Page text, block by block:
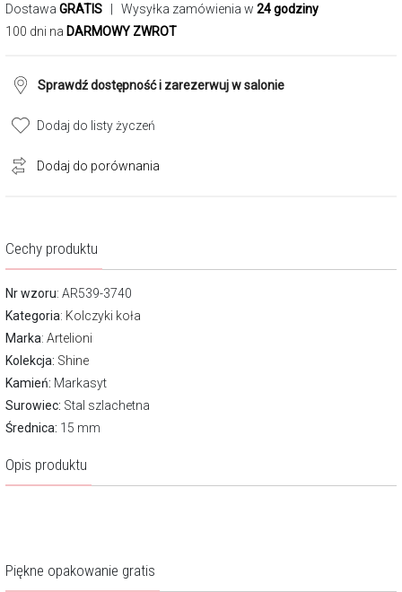
Dostawa GRATIS | Wysyłka zamówienia w 24 godziny
100 dni na DARMOWY ZWROT
Sprawdź dostępność i zarezerwuj w salonie
Dodaj do listy życzeń
Dodaj do porównania
Cechy produktu
Nr wzoru: AR539-3740
Kategoria: Kolczyki koła
Marka: Artelioni
Kolekcja: Shine
Kamień: Markasyt
Surowiec: Stal szlachetna
Średnica: 15 mm
Opis produktu
Piękne opakowanie gratis